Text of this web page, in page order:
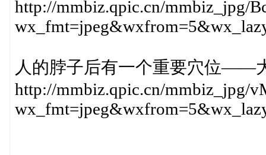
http://mmbiz.qpic.cn/mmbiz_jpg/
人的脖子后有一个重要穴位——
http://mmbiz.qpic.cn/mmbiz_jpg/